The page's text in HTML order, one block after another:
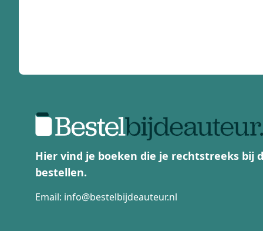
Hier vind je boeken die je rechtstreeks bij
bestellen.
Email: info@bestelbijdeauteur.nl